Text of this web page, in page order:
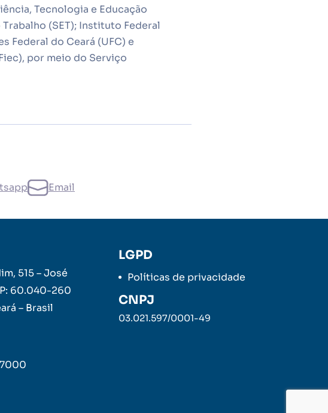
Tecnologia e Educação
(SET); Instituto Federal
Federal do Ceará (UFC) e
por meio do Serviço
Email
515 – José
60.040-260
– Brasil
LGPD
Políticas de privacidade
CNPJ
03.021.597/0001-49